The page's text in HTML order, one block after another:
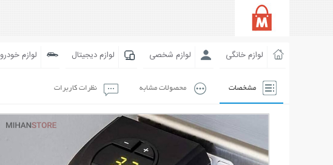
لوازم خانگی لوازم شخصی لوازم دیجیتال لوازم خودرو
مشخصات محصولات مشابه نظرات کاربرات